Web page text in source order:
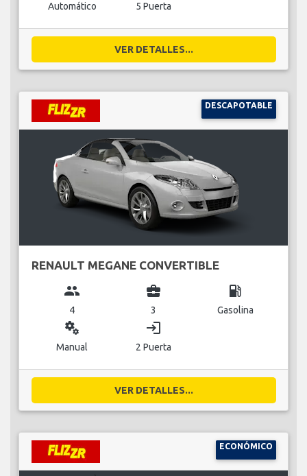
Automático 5 Puerta
VER DETALLES...
DESCAPOTABLE
RENAULT MEGANE CONVERTIBLE
group
4
business_center
3
local_gas_station
Gasolina
miscellaneous_services
Manual
login
2 Puerta
VER DETALLES...
ECONÓMICO